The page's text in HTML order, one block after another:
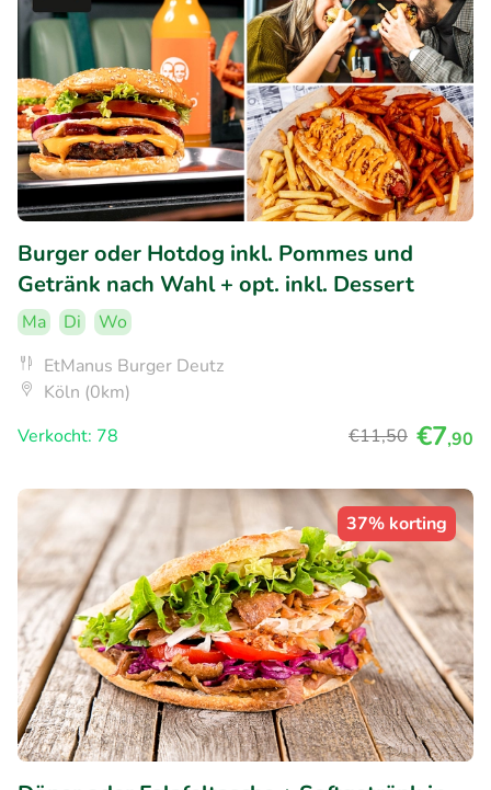
Burger oder Hotdog inkl. Pommes und
Getränk nach Wahl + opt. inkl. Dessert
Ma Di
Wo
EtManus Burger Deutz
Köln (0km)
Verkocht: 78
€11,50 €7,90
37% korting